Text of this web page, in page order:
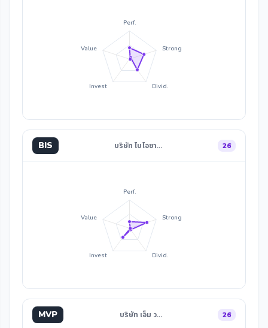
Perf.
Strong
Divid.
Invest
Value
BIS บริษัท ไบโอซา… 26
Perf.
Strong
Divid.
Invest
Value
MVP บริษัท เอ็ม ว… 26